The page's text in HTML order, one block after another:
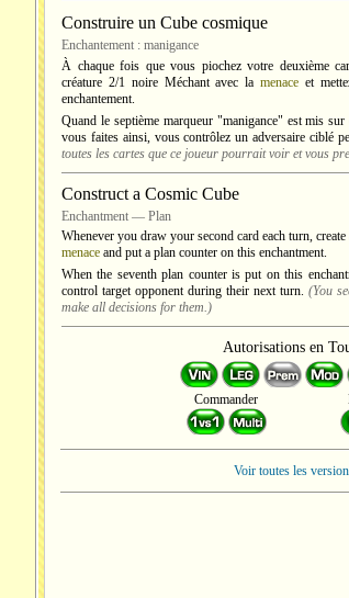
Construire un Cube cosmique
Enchantement : manigance
À chaque fois que vous piochez votre deuxième
créature 2/1 noire Méchant avec lamenace et
enchantement.
Quand le septième marqueur "manigance" est mis
vous faites ainsi, vous contrôlez un adversaire ciblé
toutes les cartes que ce joueur pourrait voir et vous
Construct a Cosmic Cube
Enchantment — Plan
Whenever you draw your second card each turn,
menace and put a plan counter on this enchantment.
When the seventh plan counter is put on this
control target opponent during their next turn. (You
make all decisions for them.)
Autorisations en
Commander
Voir toutes les